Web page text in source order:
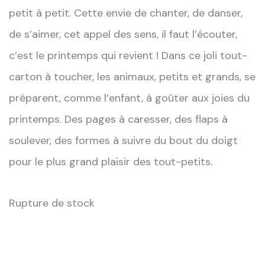
petit à petit. Cette envie de chanter, de danser,
de s’aimer, cet appel des sens, il faut l’écouter,
c’est le printemps qui revient ! Dans ce joli tout-
carton à toucher, les animaux, petits et grands, se
préparent, comme l’enfant, à goûter aux joies du
printemps. Des pages à caresser, des flaps à
soulever, des formes à suivre du bout du doigt
pour le plus grand plaisir des tout-petits.
Rupture de stock